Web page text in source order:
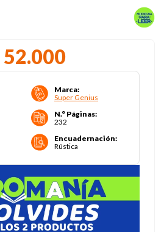
52.000
Marca:
Super Genius
N.° Páginas:
232
Encuadernación:
Rústica